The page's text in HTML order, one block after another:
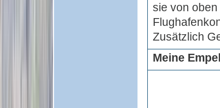
sie von
Zusätzlich
Meine